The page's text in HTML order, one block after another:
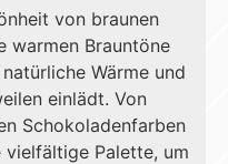
von braunen
warmen Brauntöne
Wärme und
einlädt. Von
Schokoladenfarben
vielfältige Palette, um